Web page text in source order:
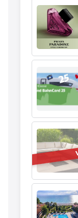
VOR
17:06
↩
Och
Kerstin